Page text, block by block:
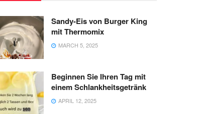
Sandy-Eis von Burger King
mit Thermomix
MARCH 5, 2025
Beginnen Sie Ihren Tag mit
einem Schlankheitsgetränk
APRIL 12, 2025